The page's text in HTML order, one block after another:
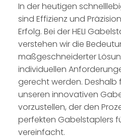
In der heutigen
sind Effizienz und
Erfolg. Bei der HELI
verstehen wir die
maßgeschneiderter
individuellen
gerecht werden. Deshalb
unseren innovativen
vorzustellen, der den
perfekten Gabelstaplers
vereinfacht.